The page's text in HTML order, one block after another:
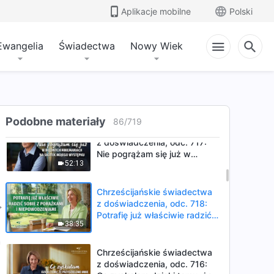
Aplikacje mobilne Polski
Świadectwa Nowy Wiek
Podobne materiały 86/719
38:17
Chrześcijańskie świadectwa
Dlaczego nie miałam śmiałości
zwracać innym uwagi na ich
jeśli chodzi o opiekę na
starość
52:13
Chrześcijańskie świadectwa
z doświadczenia, odc. 717:
Nie pogrążam się już w
38:35
Chrześcijańskie świadectwa
z doświadczenia, odc. 718:
Potrafię już właściwie radzić
Chrześcijańskie świadectwa
z doświadczenia, odc. 716: